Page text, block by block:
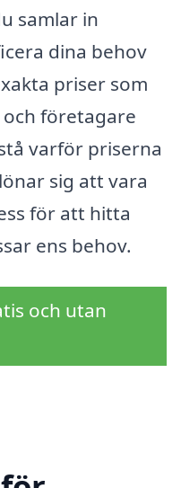
samlar in
dina behov
priser som
företagare
varför priserna
sig att vara
för att hitta
ens behov.
och utan